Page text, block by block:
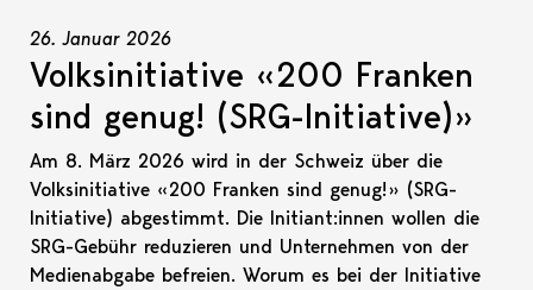
26. Januar 2026
Volksinitiative «200 Franken
sind genug! (SRG-Initiative)»
Am 8. März 2026 wird in der Schweiz über die
Volksinitiative «200 Franken sind genug!» (SRG-
Initiative) abgestimmt. Die Initiant:innen wollen die
SRG-Gebühr reduzieren und Unternehmen von der
Medienabgabe befreien. Worum es bei der Initiative